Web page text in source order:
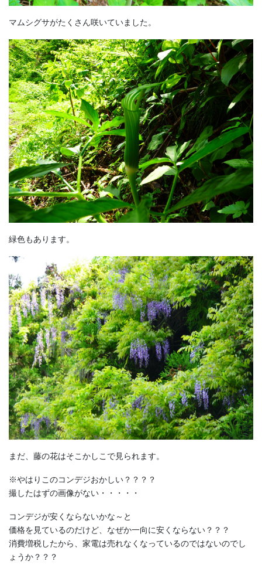
マムシグサがたくさん咲いていました。
緑色もあります。
まだ、藤の花はそこかしこで見られます。
※やはりこのコンデジおかしい？？？？
撮したはずの画像がない・・・・・
コンデジが安くならないかな～と
価格を見ているのだけど、なぜか一向に安くならない？？？
消費増税したから、家電は売れなくなっているのではないのでし
ょうか？？？